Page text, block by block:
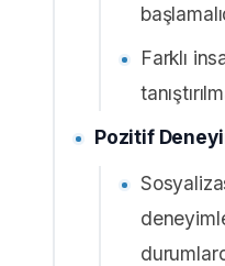
Farklı
Pozitif